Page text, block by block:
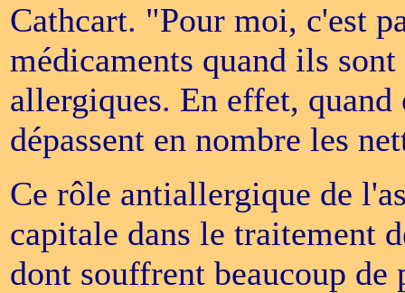
Cathcart. "Pour moi, c'est
médicaments quand ils
allergiques. En effet,
dépassent en nombre les
Ce rôle antiallergique de
capitale dans le traitement
dont souffrent beaucoup